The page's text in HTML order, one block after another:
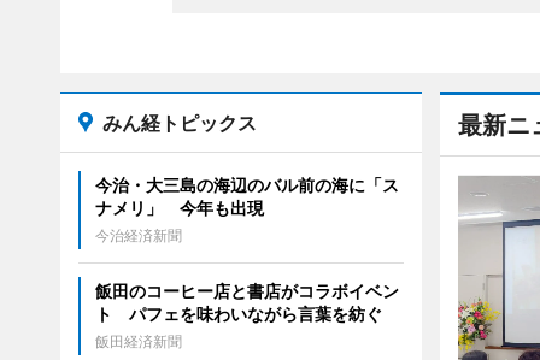
最新ニ
みん経トピックス
今治・大三島の海辺のバル前の海に「ス
ナメリ」 今年も出現
今治経済新聞
飯田のコーヒー店と書店がコラボイベン
ト パフェを味わいながら言葉を紡ぐ
飯田経済新聞